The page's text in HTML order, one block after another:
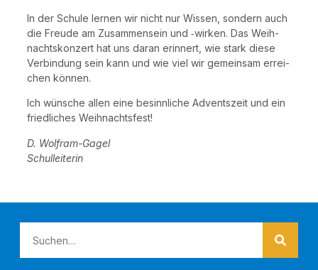
In der Schu­le ler­nen wir nicht nur Wis­sen, son­dern auch
die Freu­de am Zusam­men­sein und ‑wir­ken. Das Weih­
nachts­kon­zert hat uns dar­an erin­nert, wie stark die­se
Ver­bin­dung sein kann und wie viel wir gemein­sam errei­
chen können.
Ich wün­sche allen eine besinn­li­che Advents­zeit und ein
fried­li­ches Weihnachtsfest!
D. Wolf­ram-Gagel
Schul­lei­te­rin